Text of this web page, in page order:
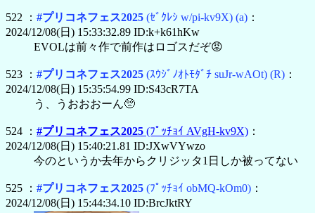
522 ： #プリコネフェス2025 (ｾﾞｸﾚｼ w/pi-kv9X) (a) ：
2024/12/08(日) 15:33:32.89 ID:k+k61hKw
EVOLは前々作で前作はロゴスだぞ😡
523 ： #プリコネフェス2025 (ｽｳｼﾞﾉｵﾄﾓﾀﾞﾁ suJr-wAOt) (R) ：
2024/12/08(日) 15:35:54.99 ID:S43cR7TA
う、うおおおーん🥺
524 ： #プリコネフェス2025 (ﾌﾟｯﾁｮｲ AVgH-kv9X) ：
2024/12/08(日) 15:40:21.81 ID:JXwVYwzo
今のというか去年からクリジッタ1日しか被ってない
525 ： #プリコネフェス2025 (ﾌﾟｯﾁｮｲ obMQ-kOm0) ：
2024/12/08(日) 15:44:34.10 ID:BrcJktRY